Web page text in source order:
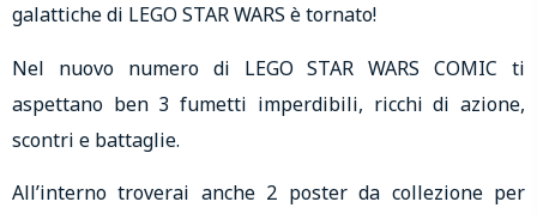
galattiche di LEGO STAR WARS è tornato!
Nel nuovo numero di LEGO STAR WARS COMIC ti
aspettano ben 3 fumetti imperdibili, ricchi di azione,
scontri e battaglie.
All’interno troverai anche 2 poster da collezione per